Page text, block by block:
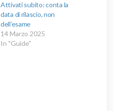
Attivati subito: conta la
data di rilascio, non
dell’esame
14 Marzo 2025
In "Guide"